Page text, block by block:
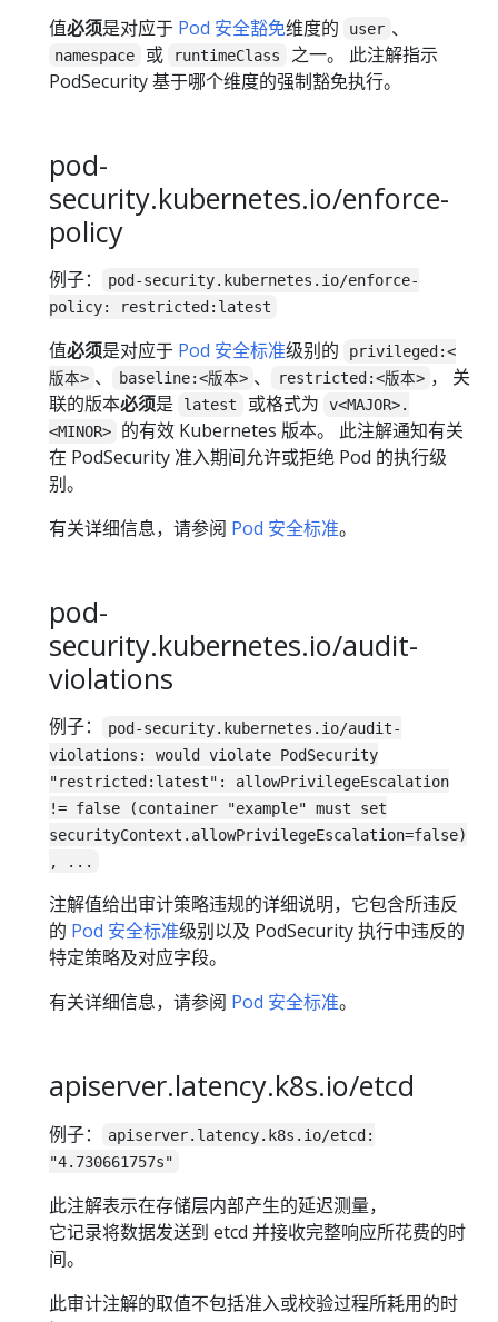
值必须是对应于 Pod 安全豁免维度的 user 、
namespace 或 runtimeClass
之一。 此注解指示
PodSecurity 基于哪个维度的强制豁免执行。
pod-
security.kubernetes.io/enforce-
policy
例子：
pod-security.kubernetes.io/enforce-
policy: restricted:latest
值必须是对应于 Pod 安全标准级别的
privileged:<
版本> 、 baseline:<版本> 、 restricted:<版本> ， 关
联的版本必须是 latest 或格式为
v<MAJOR>.
<MINOR>
的有效 Kubernetes 版本。 此注解通知有关
在 PodSecurity 准入期间允许或拒绝 Pod 的执行级
别。
有关详细信息，请参阅 Pod 安全标准。
pod-
security.kubernetes.io/audit-
violations
例子：
pod-security.kubernetes.io/audit-
violations: would violate PodSecurity
"restricted:latest": allowPrivilegeEscalation
!= false (container "example" must set
securityContext.allowPrivilegeEscalation=false)
, ...
注解值给出审计策略违规的详细说明，它包含所违反
的 Pod 安全标准级别以及 PodSecurity 执行中违反的
特定策略及对应字段。
有关详细信息，请参阅 Pod 安全标准。
apiserver.latency.k8s.io/etcd
例子：
apiserver.latency.k8s.io/etcd:
"4.730661757s"
此注解表示在存储层内部产生的延迟测量，
它记录将数据发送到 etcd 并接收完整响应所花费的时
间。
此审计注解的取值不包括准入或校验过程所耗用的时